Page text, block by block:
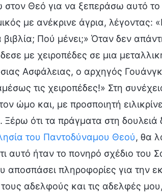
στον Θεό για να ξεπεράσω αυτό
με ανέκρινε άγρια, λέγοντας:
Πού μένει;» Όταν δεν
με χειροπέδες σε μια
Ασφάλειας, ο αρχηγός
τις χειροπέδες!» Στη
ώμο και, με προσποιητή
Ξέρω ότι τα πράγματα στη
του Παντοδύναμου Θεού, θα
αυτό ήταν το πονηρό σχέδιο
αποσπάσει πληροφορίες για την
αδελφούς και τις αδελφές